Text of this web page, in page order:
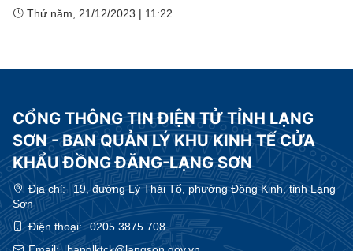
Thứ năm, 21/12/2023 | 11:22
CỔNG THÔNG TIN ĐIỆN TỬ TỈNH LẠNG
SƠN - BAN QUẢN LÝ KHU KINH TẾ CỬA
KHẨU ĐỒNG ĐĂNG-LẠNG SƠN
Địa chỉ:
19, đường Lý Thái Tổ, phường Đông Kinh, tỉnh Lạng
Sơn
Điện thoại:
0205.3875.708